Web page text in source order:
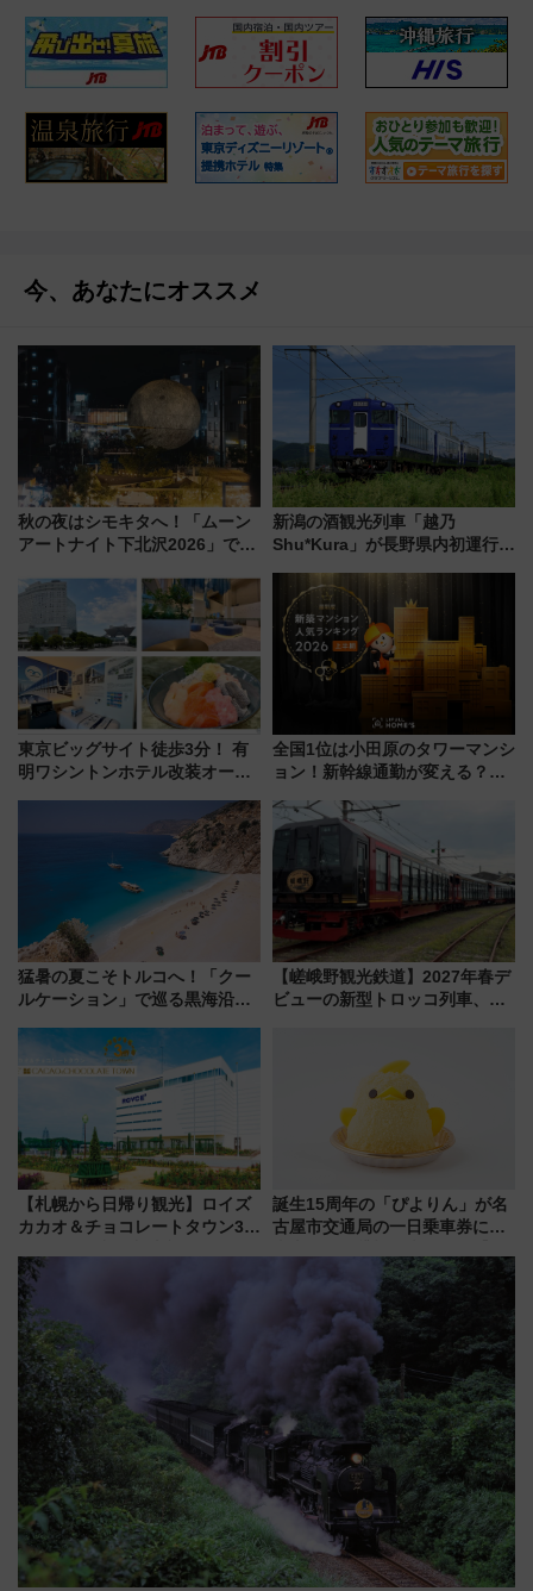
今、あなたにオススメ
秋の夜はシモキタへ！「ムーン
アートナイト下北沢2026」でイ
を満喫しよう
新潟の酒観光列車「越乃
Shu*Kura」が長野県内初運行！
別企画
東京ビッグサイト徒歩3分！ 有
明ワシントンホテル改装オープ
客室」や海鮮丼が人気の朝食ビ
ュッフェを現地レポ
全国1位は小田原のタワーマンシ
ョン！新幹線通勤が変える？
【新築マンション人気ランキン
グ】
猛暑の夏こそトルコへ！「クー
ルケーション」で巡る黒海沿岸
連検索数が前年比237％増、ナ
ショジオも認める『2026年に訪
れるべき世界の旅先』
【嵯峨野観光鉄道】2027年春デ
ビューの新型トロッコ列車、い
【札幌から日帰り観光】ロイズ
カカオ＆チョコレートタウン3周
詰め放題を開催、ロイズタウン
駅からのアクセスも
誕生15周年の「ぴよりん」が名
古屋市交通局の一日乗車券に！
定1万5000枚】